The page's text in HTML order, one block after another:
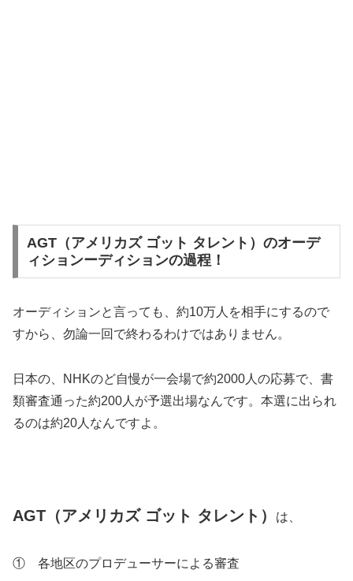
AGT（アメリカズ ゴット タレント）のオーデ
ィションーディションの過程！
オーディションと言っても、約10万人を相手にするので
すから、勿論一回で終わるわけではありません。
日本の、NHKのど自慢が一会場で約2000人の応募で、書
類審査通った約200人が予選出場なんです。本選に出られ
るのは約20人なんですよ。
AGT（アメリカズ ゴット タレント） は、
① 各地区のプロデューサーによる審査